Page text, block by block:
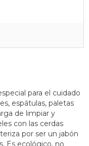
para el cuidado
espátulas, paletas
de limpiar y
con las cerdas
por ser un jabón